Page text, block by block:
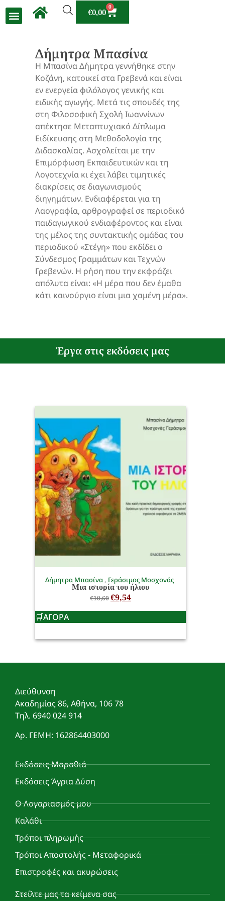
€0,00
0
Δήμητρα Μπασίνα
Η Μπασίνα Δήμητρα γεννήθηκε στην
Κοζάνη, κατοικεί στα Γρεβενά και είναι
εν ενεργεία φιλόλογος γενικής και
ειδικής αγωγής. Μετά τις σπουδές της
στη Φιλοσοφική Σχολή Ιωαννίνων
απέκτησε Μεταπτυχιακό Δίπλωμα
Ειδίκευσης στη Μεθοδολογία της
Διδασκαλίας. Ασχολείται με την
Επιμόρφωση Εκπαιδευτικών και τη
Λογοτεχνία κι έχει λάβει τιμητικές
διακρίσεις σε διαγωνισμούς
διηγημάτων. Ενδιαφέρεται για τη
Λαογραφία, αρθρογραφεί σε περιοδικό
παιδαγωγικού ενδιαφέροντος και είναι
της μέλος της συντακτικής ομάδας του
περιοδικού «Στέγη» που εκδίδει ο
Σύνδεσμος Γραμμάτων και Τεχνών
Γρεβενών. Η ρήση που την εκφράζει
απόλυτα είναι: «Η μέρα που δεν έμαθα
κάτι καινούργιο είναι μια χαμένη μέρα».
Έργα στις εκδόσεις μας
Δήμητρα Μπασίνα Γεράσιμος Μοσχονάς
Μια ιστορία του ήλιου
€10,60€9,54
ΑΓΟΡΑ
Διεύθυνση
Ακαδημίας 86, Αθήνα, 106 78
Τηλ. 6940 024 914
Αρ. ΓΕΜΗ: 162864403000
Εκδόσεις Μαραθιά
Εκδόσεις Άγρια Δύση
Ο Λογαριασμός μου
Καλάθι
Τρόποι πληρωμής
Τρόποι Αποστολής - Μεταφορικά
Επιστροφές και ακυρώσεις
Στείλτε μας τα κείμενα σας